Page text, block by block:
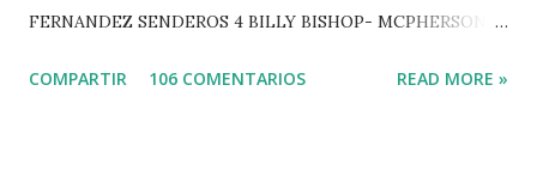
FERNANDEZ SENDEROS 4 BILLY BISHOP- MCPHERSON 5
-EPAILLARD 7 GIG AMAI M WHITAKER 8 SILVANA DU
COMPARTIR 106 COMENTARIOS READ MORE »